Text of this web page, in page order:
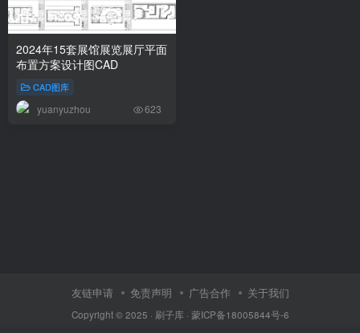
2024年15套展馆展览展厅平面
布置方案设计图CAD
CAD图库
yuanyuzhou 623
友链申请 免责声明 广告合作 关于我们
Copyright © 2025 · 刷子库 · 蒙ICP备18005844号-6